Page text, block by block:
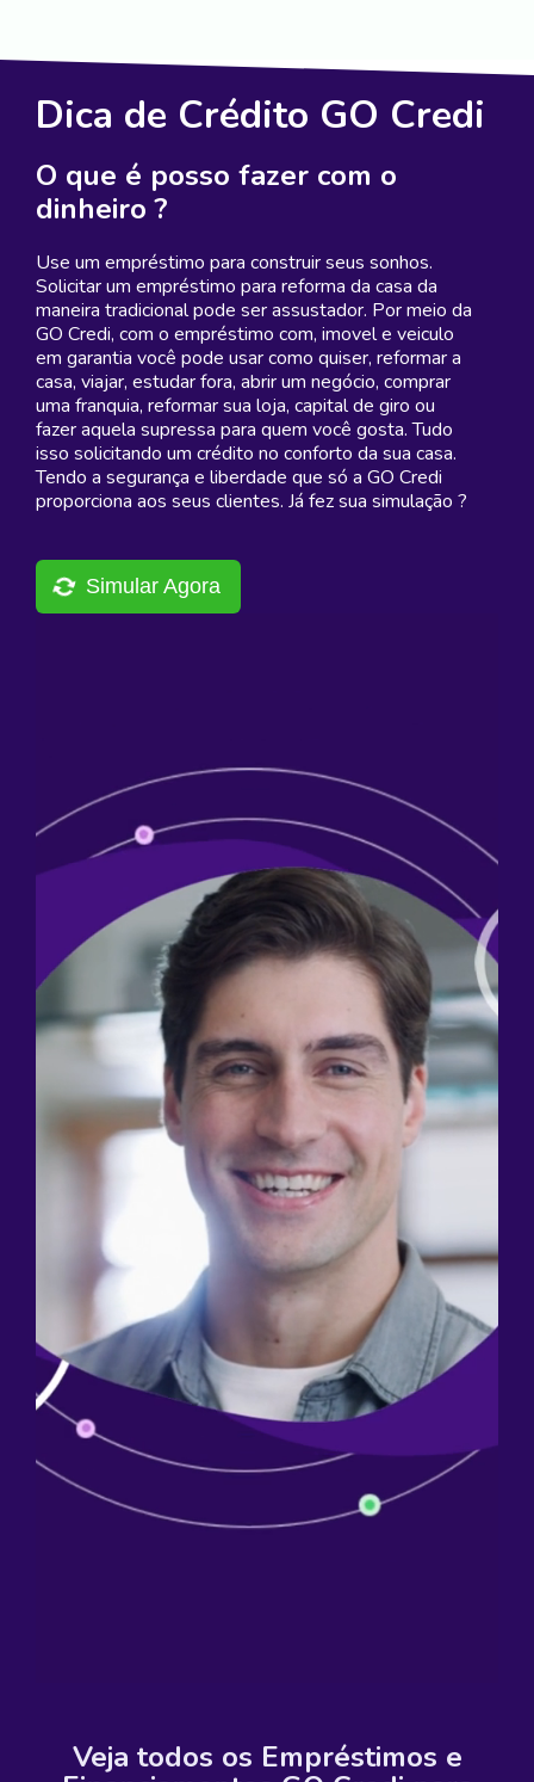
Dica de Crédito GO Credi
O que é posso fazer com o
dinheiro ?
Use um empréstimo para construir seus sonhos.
Solicitar um empréstimo para reforma da casa da
maneira tradicional pode ser assustador. Por meio da
GO Credi, com o empréstimo com, imovel e veiculo
em garantia você pode usar como quiser, reformar a
casa, viajar, estudar fora, abrir um negócio, comprar
uma franquia, reformar sua loja, capital de giro ou
fazer aquela supressa para quem você gosta. Tudo
isso solicitando um crédito no conforto da sua casa.
Tendo a segurança e liberdade que só a GO Credi
proporciona aos seus clientes. Já fez sua simulação ?
Simular Agora
Veja todos os Empréstimos e